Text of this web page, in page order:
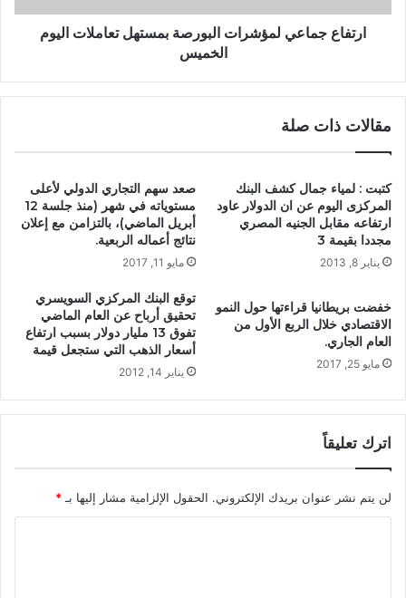
ارتفاع جماعي لمؤشرات البورصة بمستهل تعاملات اليوم
الخميس
مقالات ذات صلة
كتبت : لمياء جمال كشف البنك
المركزى اليوم عن ان الدولار عاود
ارتفاعه مقابل الجنيه المصري
مجددا بقيمة 3
يناير 8, 2013
صعد سهم التجاري الدولي لأعلى
مستوياته في شهر (منذ جلسة 12
أبريل الماضي)، بالتزامن مع إعلان
نتائج أعماله الربعية.
مايو 11, 2017
خفضت بريطانيا قراءتها حول النمو
الاقتصادي خلال الربع الأول من
العام الجاري.
مايو 25, 2017
توقع البنك المركزي السويسري
تحقيق أرباح عن العام الماضي
تفوق 13 مليار دولار بسبب ارتفاع
أسعار الذهب التي ستجعل قيمة
يناير 14, 2012
اترك تعليقاً
لن يتم نشر عنوان بريدك الإلكتروني. الحقول الإلزامية مشار إليها بـ *